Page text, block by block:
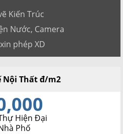
Kiến Trúc
Nước, Camera
phép XD
Nội Thất đ/m2
Hiện Đại
Phố